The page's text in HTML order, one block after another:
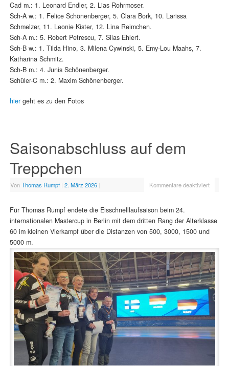
Cad m.: 1. Leonard Endler, 2. Lias Rohrmoser.
Sch-A w.: 1. Felice Schönenberger, 5. Clara Bork, 10. Larissa
Schmelzer, 11. Leonie Kister, 12. Lina Reimchen.
Sch-A m.: 5. Robert Petrescu, 7. Silas Ehlert.
Sch-B w.: 1. Tilda Hino, 3. Milena Cywinski, 5. Emy-Lou Maahs, 7.
Katharina Schmitz.
Sch-B m.: 4. Junis Schönenberger.
Schüler-C m.: 2. Maxim Schönenberger.
hiergeht es zu den Fotos
Saisonabschluss auf dem
Treppchen
VonThomas Rumpf | 2. März 2026 | Kommentare deaktiviert
Für Thomas Rumpf endete die Eisschnelllaufsaison beim 24.
internationalen Mastercup in Berlin mit dem dritten Rang der Alterklasse
60 im kleinen Vierkampf über die Distanzen von 500, 3000, 1500 und
5000 m.